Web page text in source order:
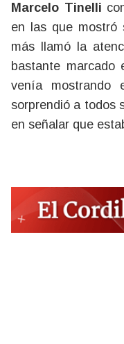
Marcelo Tinelli
en las que mostró
más llamó la
bastante marcado
venía mostrando
sorprendió a todos
en señalar que